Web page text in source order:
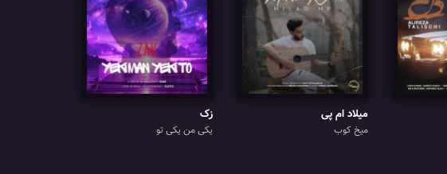
میلاد ام پی
میخ کوب
زک
یکی من یکی تو